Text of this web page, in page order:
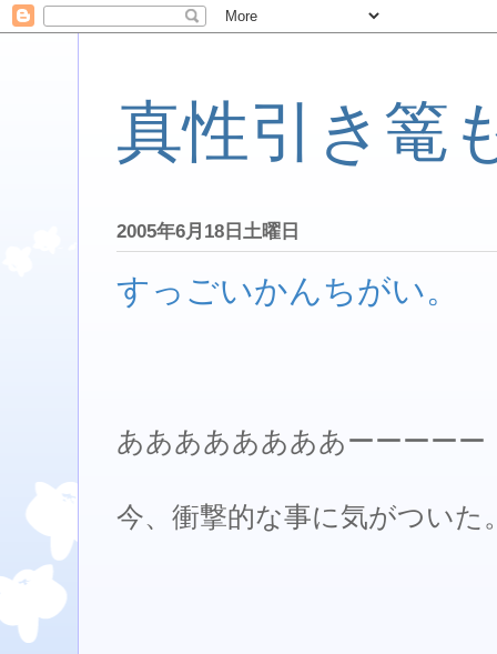
真性引き篭
2005年6月18日土曜日
すっごいかんちがい。
ああああああああーーーーー
今、衝撃的な事に気がついた